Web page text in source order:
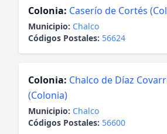
Colonia: Caserío de Cortés
Municipio: Chalco
Códigos Postales: 56624
Colonia: Chalco de Díaz
(Colonia)
Municipio: Chalco
Códigos Postales: 56600